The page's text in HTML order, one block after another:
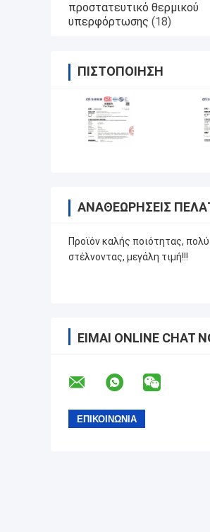
προστατευτικό θερμικού
υπερφόρτωσης (18)
ΠΙΣΤΟΠΟΊΗΣΗ
ΑΝΑΘΕΩΡΉΣΕΙΣ
Προϊόν καλής ποιότητας,
στέλνοντας, μεγάλη τιμή!!!
ΕΊΜΑΙ ONLINE CHAT